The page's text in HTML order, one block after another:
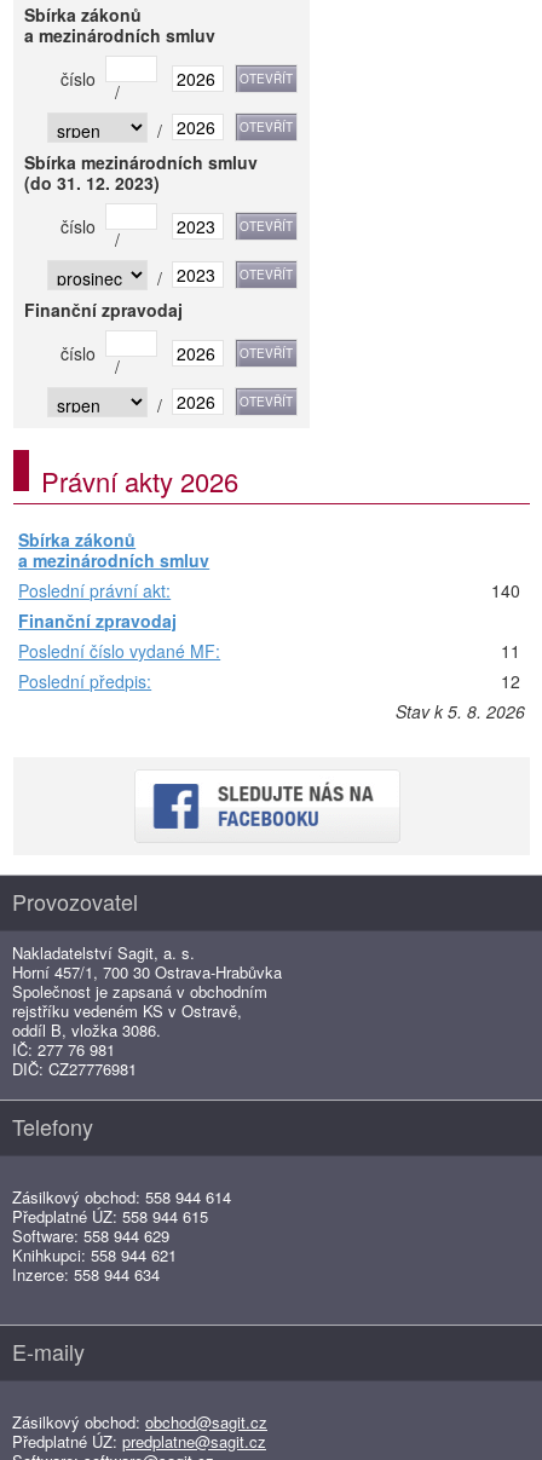
Sbírka zákonů
a mezinárodních smluv
číslo
/
/
Sbírka mezinárodních smluv
(do 31. 12. 2023)
číslo
/
/
Finanční zpravodaj
číslo
/
/
Právní akty 2026
Sbírka zákonů
a mezinárodních smluv
Poslední právní akt:
140
Finanční zpravodaj
Poslední číslo vydané MF:
11
Poslední předpis:
12
Stav k 5. 8. 2026
Provozovatel
Nakladatelství Sagit, a. s.
Horní 457/1, 700 30 Ostrava-Hrabůvka
Společnost je zapsaná v obchodním
rejstříku vedeném KS v Ostravě,
oddíl B, vložka 3086.
IČ: 277 76 981
DIČ: CZ27776981
Telefony
Zásilkový obchod: 558 944 614
Předplatné ÚZ: 558 944 615
Software: 558 944 629
Knihkupci: 558 944 621
Inzerce: 558 944 634
E-maily
Zásilkový obchod: obchod@sagit.cz
Předplatné ÚZ: predplatne@sagit.cz